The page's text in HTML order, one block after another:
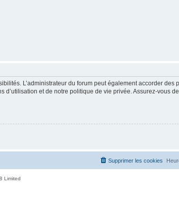
L’administrateur du forum peut également accorder des
et de notre politique de vie privée. Assurez-vous
Supprimer les cookies
Limited